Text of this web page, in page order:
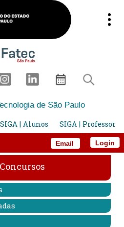
Email
de São Paulo
SIGA | Alunos SIGA | Professor
Login
Concursos